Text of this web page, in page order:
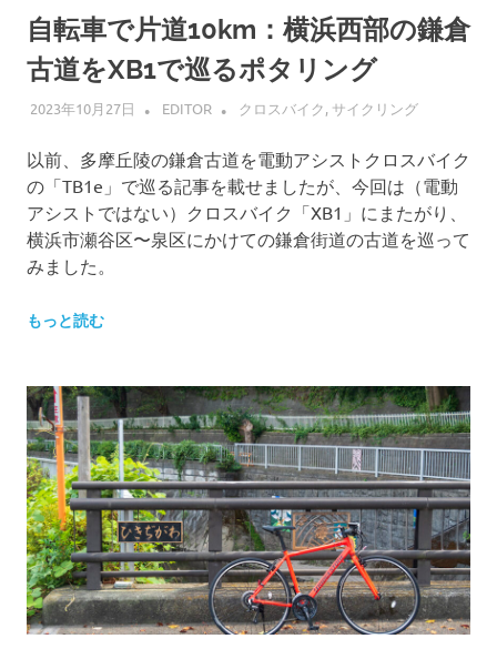
自転車で片道10km：横浜西部の鎌倉
古道をXB1で巡るポタリング
2023年10月27日 EDITOR クロスバイク, サイクリング
以前、多摩丘陵の鎌倉古道を電動アシストクロスバイク
の「TB1e」で巡る記事を載せましたが、今回は（電動
アシストではない）クロスバイク「XB1」にまたがり、
横浜市瀬谷区〜泉区にかけての鎌倉街道の古道を巡って
みました。
もっと読む